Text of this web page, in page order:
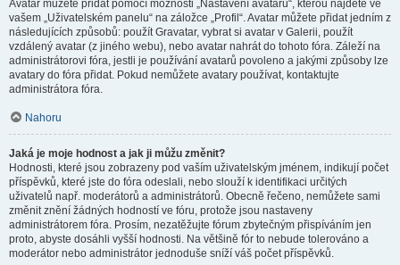
Avatar můžete přidat pomocí možnosti „Nastavení avataru“, kterou najdete ve
vašem „Uživatelském panelu“ na záložce „Profil“. Avatar můžete přidat jedním z
následujících způsobů: použít Gravatar, vybrat si avatar v Galerii, použít
vzdálený avatar (z jiného webu), nebo avatar nahrát do tohoto fóra. Záleží na
administrátorovi fóra, jestli je používání avatarů povoleno a jakými způsoby lze
avatary do fóra přidat. Pokud nemůžete avatary používat, kontaktujte
administrátora fóra.
Nahoru
Jaká je moje hodnost a jak ji můžu změnit?
Hodnosti, které jsou zobrazeny pod vaším uživatelským jménem, indikují počet
příspěvků, které jste do fóra odeslali, nebo slouží k identifikaci určitých
uživatelů např. moderátorů a administrátorů. Obecně řečeno, nemůžete sami
změnit znění žádných hodností ve fóru, protože jsou nastaveny
administrátorem fóra. Prosím, nezatěžujte fórum zbytečným přispíváním jen
proto, abyste dosáhli vyšší hodnosti. Na většině fór to nebude tolerováno a
moderátor nebo administrátor jednoduše sníží váš počet příspěvků.